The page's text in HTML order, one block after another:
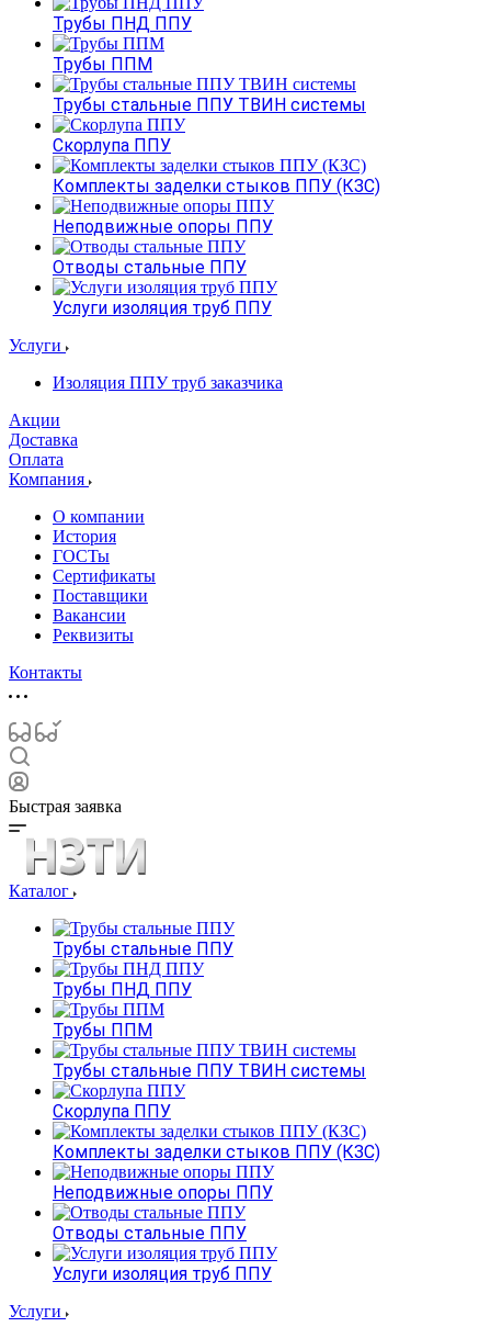
Трубы ПНД ППУ
Трубы ППМ
Трубы стальные ППУ ТВИН системы
Скорлупа ППУ
Комплекты заделки стыков ППУ (КЗС)
Неподвижные опоры ППУ
Отводы стальные ППУ
Услуги изоляция труб ППУ
Услуги
Изоляция ППУ труб заказчика
Акции
Доставка
Оплата
Компания
О компании
История
ГОСТы
Сертификаты
Поставщики
Вакансии
Реквизиты
Контакты
Быстрая заявка
Каталог
Трубы стальные ППУ
Трубы ПНД ППУ
Трубы ППМ
Трубы стальные ППУ ТВИН системы
Скорлупа ППУ
Комплекты заделки стыков ППУ (КЗС)
Неподвижные опоры ППУ
Отводы стальные ППУ
Услуги изоляция труб ППУ
Услуги